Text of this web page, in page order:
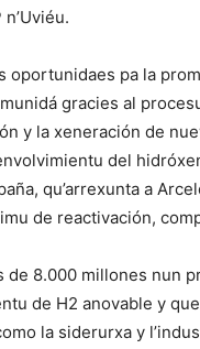
oportunidaes pa la
gracies al
y la xeneración de
del
qu’arrexunta a
de reactivación,
de 8.000 millones nun
de H2 anovable y
la siderurxa y